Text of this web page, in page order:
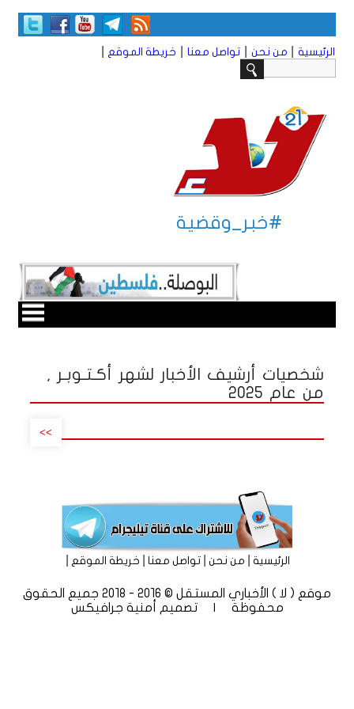
الرئيسية من نحن تواصل معنا خريطة الموقع
#خبر_وقضية
شخصيات أرشيف الأخبار لشهر أكـتـوبـر ,
من عام 2025
>>
الرئيسية|من نحن|تواصل معنا|خريطة الموقع
موقع ( لا ) الأخباري المستقل © 2016 - 2018 جميع الحقوق
محفوظة | تصميم
أمنية جرافيكس